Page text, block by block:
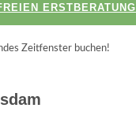
ERSTBERATUNG
Zeitfenster buchen!